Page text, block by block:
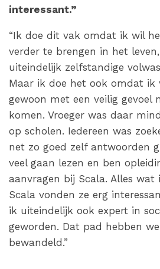
interessant.”
“Ik doe dit vak omdat ik wil
verder te brengen in het
uiteindelijk zelfstandige
Maar ik doe het ook omdat ik
gewoon met een veilig gevoel
komen. Vroeger was daar
op scholen. Iedereen was
net zo goed zelf antwoorden
veel gaan lezen en ben
aanvragen bij Scala. Alles
Scala vonden ze erg
ik uiteindelijk ook expert in
geworden. Dat pad hebben
bewandeld.”